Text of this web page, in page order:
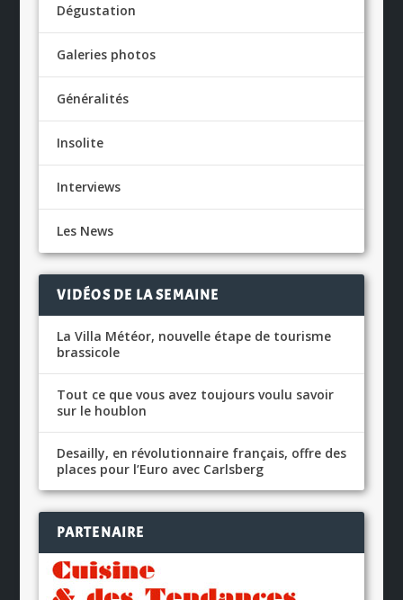
Dégustation
Galeries photos
Généralités
Insolite
Interviews
Les News
VIDÉOS DE LA SEMAINE
La Villa Météor, nouvelle étape de tourisme
brassicole
Tout ce que vous avez toujours voulu savoir
sur le houblon
Desailly, en révolutionnaire français, offre des
places pour l’Euro avec Carlsberg
PARTENAIRE